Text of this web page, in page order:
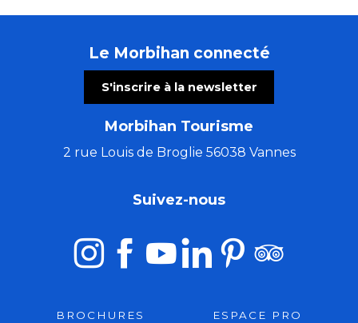
Le Morbihan connecté
S'inscrire à la newsletter
Morbihan Tourisme
2 rue Louis de Broglie 56038 Vannes
Suivez-nous
BROCHURES ESPACE PRO